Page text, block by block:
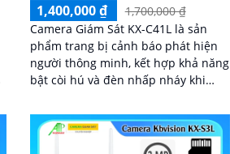
1,400,000 ₫
1,700,000 ₫
Camera Giám Sát KX-C41L là sản
phẩm trang bị cảnh báo phát hiện
người thông minh, kết hợp khả năng
bật còi hú và đèn nhấp nháy khi
nghệ chip xử...